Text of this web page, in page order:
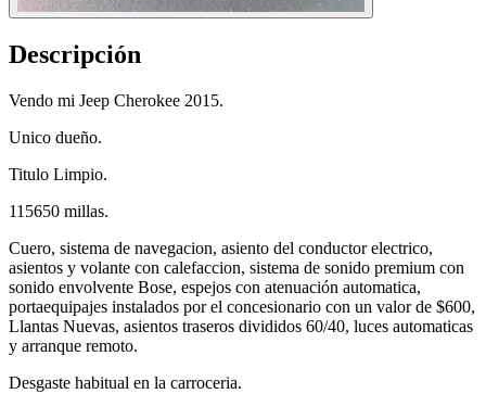
Descripción
Vendo mi Jeep Cherokee 2015.
Unico dueño.
Titulo Limpio.
115650 millas.
Cuero, sistema de navegacion, asiento del conductor electrico,
asientos y volante con calefaccion, sistema de sonido premium con
sonido envolvente Bose, espejos con atenuación automatica,
portaequipajes instalados por el concesionario con un valor de $600,
Llantas Nuevas, asientos traseros divididos 60/40, luces automaticas
y arranque remoto.
Desgaste habitual en la carroceria.